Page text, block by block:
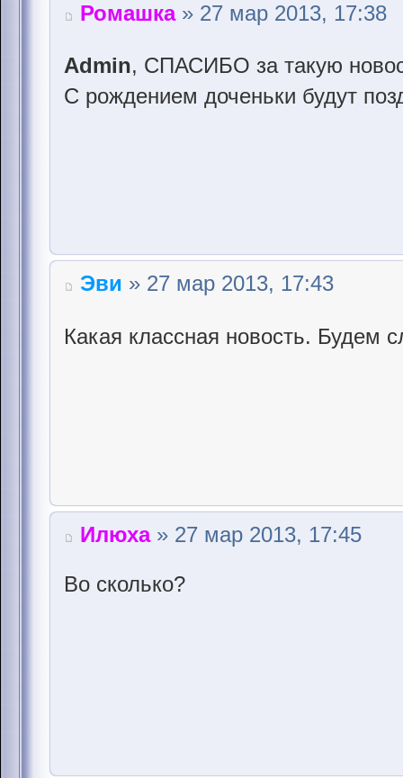
Ромашка» 27 мар 2013, 17:38
Admin, СПАСИБО за такую
С рождением доченьки будут
Эви » 27 мар 2013, 17:43
Какая классная новость. Будем
Илюха» 27 мар 2013, 17:45
Во сколько?